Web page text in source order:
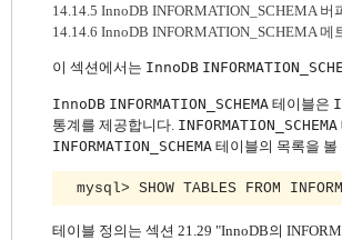
14.14.5 InnoDB INFORMATION_SCHEMA 버
14.14.6 InnoDB INFORMATION_SCHEMA 메
이 섹션에서는 InnoDB
InnoDB INFORMATION_SCHEMA 테이블은
통계를 제공합니다. INFORMATION_SCHEMA
INFORMATION_SCHEMA 테이블의 목록을 볼
mysql> SHOW TABLES FROM
테이블 정의는 섹션 21.29 "InnoDB의